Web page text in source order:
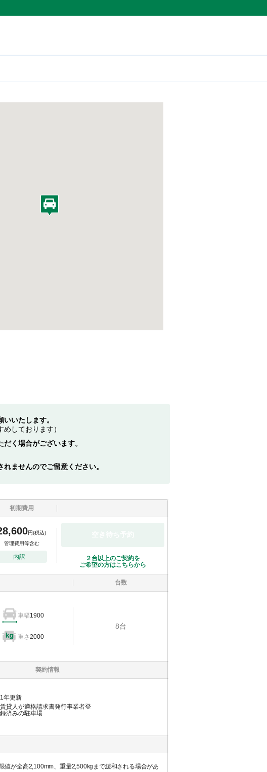
いたします。
しております）
く場合がございます。
ませんのでご留意ください。
初期費用
円(税込)
管理費用等含む
内訳
２台以上のご契約を
ご希望の方はこちらから
台数
車幅1900
重さ2000
8台
契約情報
1年更新
賃貸人が適格請求書発行事業者登
録済みの駐車場
が全高2,100mm、重量2,500kgまで緩和される場合があ